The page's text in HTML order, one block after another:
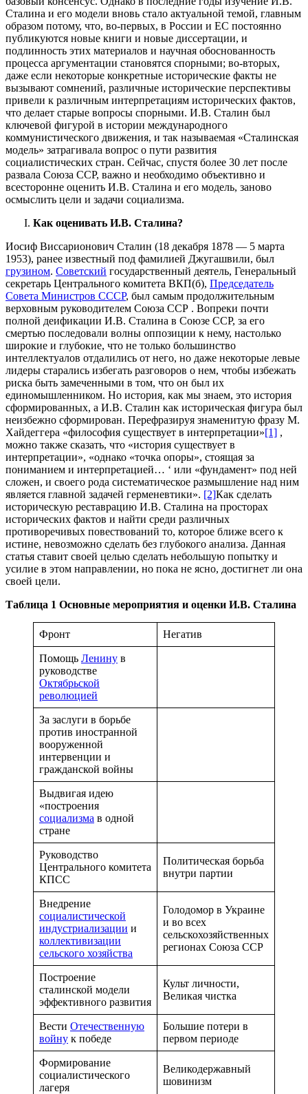
Сталина и его модели вновь стало актуальной темой, главным
образом потому, что, во-первых, в России и ЕС постоянно
публикуются новые книги и новые диссертации, и
подлинность этих материалов и научная обоснованность
процесса аргументации становятся спорными; во-вторых,
даже если некоторые конкретные исторические факты не
вызывают сомнений, различные исторические перспективы
привели к различным интерпретациям исторических фактов,
что делает старые вопросы спорными. И.В. Сталин был
ключевой фигурой в истории международного
коммунистического движения, и так называемая «Сталинская
модель» затрагивала вопрос о пути развития
социалистических стран. Сейчас, спустя более 30 лет после
развала Союза ССР, важно и необходимо объективно и
всесторонне оценить И.В. Сталина и его модель, заново
осмыслить цели и задачи социализма.
Как оценивать И.В. Сталина?
Иосиф Виссарионович Сталин (18 декабря 1878 — 5 марта
1953), ранее известный под фамилией Джугашвили, был
грузином. Советский государственный деятель, Генеральный
секретарь Центрального комитета ВКП(б), Председатель
Совета Министров СССР, был самым продолжительным
верховным руководителем Союза ССР . Вопреки почти
полной деификации И.В. Сталина в Союзе ССР, за его
смертью последовали волны оппозиции к нему, настолько
широкие и глубокие, что не только большинство
интеллектуалов отдалились от него, но даже некоторые левые
лидеры старались избегать разговоров о нем, чтобы избежать
риска быть замеченными в том, что он был их
единомышленником. Но история, как мы знаем, это история
сформированных, а И.В. Сталин как историческая фигура был
неизбежно сформирован. Перефразируя знаменитую фразу М.
Хайдеггера «философия существует в интерпретации»[1] ,
можно также сказать, что «история существует в
интерпретации», «однако «точка опоры», стоящая за
пониманием и интерпретацией… ‘ или «фундамент» под ней
сложен, и своего рода систематическое размышление над ним
является главной задачей герменевтики». [2]Как сделать
историческую реставрацию И.В. Сталина на просторах
исторических фактов и найти среди различных
противоречивых повествований то, которое ближе всего к
истине, невозможно сделать без глубокого анализа. Данная
статья ставит своей целью сделать небольшую попытку и
усилие в этом направлении, но пока не ясно, достигнет ли она
своей цели.
Таблица 1 Основные мероприятия и оценки И.В. Сталина
Фронт Негатив
Помощь Ленину в
руководстве
Октябрьской
революцией
За заслуги в борьбе
против иностранной
вооруженной
интервенции и
гражданской войны
Выдвигая идею
«построения
социализма в одной
стране
Руководство
Центрального комитета
КПСС
Политическая борьба
внутри партии
Внедрение
социалистической
индустриализации и
коллективизации
сельского хозяйства
Голодомор в Украине
и во всех
сельскохозяйственных
регионах Союза ССР
Построение
сталинской модели
эффективного развития
Культ личности,
Великая чистка
Вести Отечественную
войну к победе
Большие потери в
первом периоде
Формирование
социалистического
лагеря
Великодержавный
шовинизм